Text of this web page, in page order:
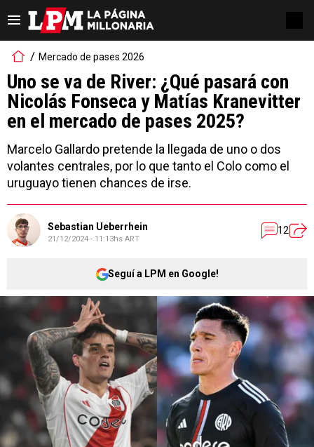
Mercado de pases 2026
Uno se va de River: ¿Qué pasará con
Nicolás Fonseca y Matías Kranevitter
en el mercado de pases 2025?
Marcelo Gallardo pretende la llegada de uno o dos
volantes centrales, por lo que tanto el Colo como el
uruguayo tienen chances de irse.
Sebastian Ueberrhein
21/12/2024 - 11:13hs ART
12
Seguí a LPM en Google!